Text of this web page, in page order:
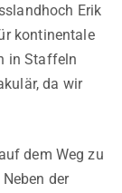
Erik
kontinentale
in Staffeln
da wir
dem Weg zu
der